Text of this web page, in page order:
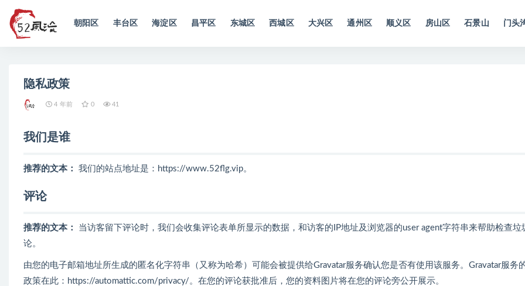
朝阳区 丰台区 海淀区 昌平区 东城区 西城区 大兴区 通州区 顺义区 房山区 石景山 门头
隐私政策
4 年前 0 41
我们是谁
推荐的文本： 我们的站点地址是：https://www.52flg.vip。
评论
推荐的文本： 当访客留下评论时，我们会收集评论表单所显示的数据，和访客的IP地址及浏览器的user agent字符串来帮助检查垃
论。
由您的电子邮箱地址所生成的匿名化字符串（又称为哈希）可能会被提供给Gravatar服务确认您是否有使用该服务。Gravatar服务
政策在此：https://automattic.com/privacy/。在您的评论获批准后，您的资料图片将在您的评论旁公开展示。